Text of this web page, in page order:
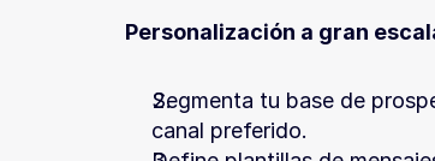
Personalización a gran
Segmenta tu base de
canal preferido.